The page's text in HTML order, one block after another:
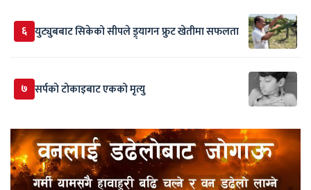
६ युट्युबबाट सिकेको सीपले ड्र्यागन फ्रुट खेतीमा सफलता
७ सर्पकाे टाेकाइबाट एकको मृत्यु